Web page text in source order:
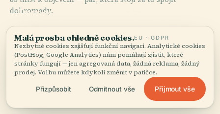
dohromady.
PLACE
Pevnost
PLACE
Mešita V Mekce
Všech 83 míst v Hajdarábád
Malá prosba ohledně cookies.EU · GDPR
Nezbytné cookies zajišťují funkční navigaci. Analytické cookies
(PostHog, Google Analytics) nám pomáhají zjistit, které
stránky fungují — jen agregovaná data, žádná reklama, žádný
prodej. Volbu můžete kdykoli změnit v patičce.
Přizpůsobit Odmítnout vše Přijmout vše